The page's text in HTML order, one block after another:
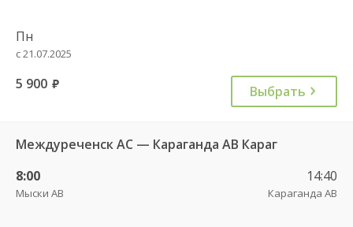
Пн
с 21.07.2025
5 900 руб. Выбрать
Междуреченск АС — Караганда АВ Караг
8:00
Мыски АВ
14:40
Караганда АВ